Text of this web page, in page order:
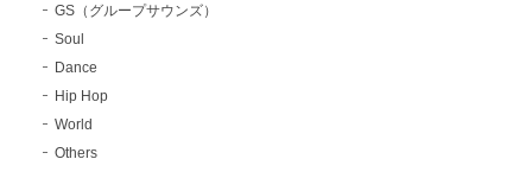
GS（グループサウンズ）
Soul
Dance
Hip Hop
World
Others